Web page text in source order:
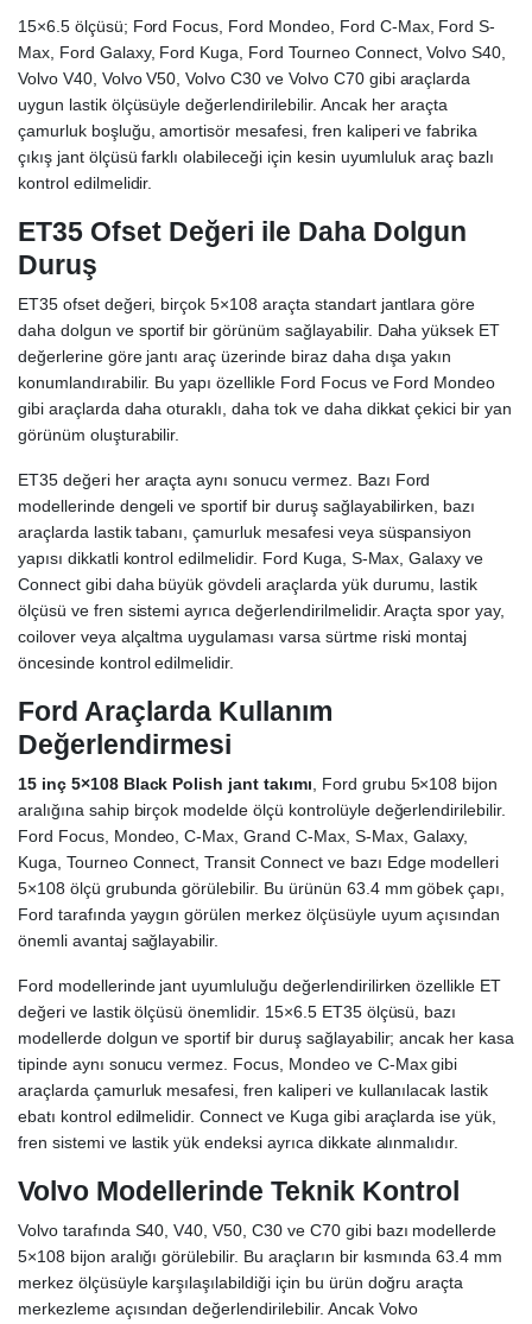
15×6.5 ölçüsü; Ford Focus, Ford Mondeo, Ford C-Max, Ford S-
Max, Ford Galaxy, Ford Kuga, Ford Tourneo Connect, Volvo S40,
Volvo V40, Volvo V50, Volvo C30 ve Volvo C70 gibi araçlarda
uygun lastik ölçüsüyle değerlendirilebilir. Ancak her araçta
çamurluk boşluğu, amortisör mesafesi, fren kaliperi ve fabrika
çıkış jant ölçüsü farklı olabileceği için kesin uyumluluk araç bazlı
kontrol edilmelidir.
ET35 Ofset Değeri ile Daha Dolgun
Duruş
ET35 ofset değeri, birçok 5×108 araçta standart jantlara göre
daha dolgun ve sportif bir görünüm sağlayabilir. Daha yüksek ET
değerlerine göre jantı araç üzerinde biraz daha dışa yakın
konumlandırabilir. Bu yapı özellikle Ford Focus ve Ford Mondeo
gibi araçlarda daha oturaklı, daha tok ve daha dikkat çekici bir yan
görünüm oluşturabilir.
ET35 değeri her araçta aynı sonucu vermez. Bazı Ford
modellerinde dengeli ve sportif bir duruş sağlayabilirken, bazı
araçlarda lastik tabanı, çamurluk mesafesi veya süspansiyon
yapısı dikkatli kontrol edilmelidir. Ford Kuga, S-Max, Galaxy ve
Connect gibi daha büyük gövdeli araçlarda yük durumu, lastik
ölçüsü ve fren sistemi ayrıca değerlendirilmelidir. Araçta spor yay,
coilover veya alçaltma uygulaması varsa sürtme riski montaj
öncesinde kontrol edilmelidir.
Ford Araçlarda Kullanım
Değerlendirmesi
15 inç 5×108 Black Polish jant takımı, Ford grubu 5×108 bijon
aralığına sahip birçok modelde ölçü kontrolüyle değerlendirilebilir.
Ford Focus, Mondeo, C-Max, Grand C-Max, S-Max, Galaxy,
Kuga, Tourneo Connect, Transit Connect ve bazı Edge modelleri
5×108 ölçü grubunda görülebilir. Bu ürünün 63.4 mm göbek çapı,
Ford tarafında yaygın görülen merkez ölçüsüyle uyum açısından
önemli avantaj sağlayabilir.
Ford modellerinde jant uyumluluğu değerlendirilirken özellikle ET
değeri ve lastik ölçüsü önemlidir. 15×6.5 ET35 ölçüsü, bazı
modellerde dolgun ve sportif bir duruş sağlayabilir; ancak her kasa
tipinde aynı sonucu vermez. Focus, Mondeo ve C-Max gibi
araçlarda çamurluk mesafesi, fren kaliperi ve kullanılacak lastik
ebatı kontrol edilmelidir. Connect ve Kuga gibi araçlarda ise yük,
fren sistemi ve lastik yük endeksi ayrıca dikkate alınmalıdır.
Volvo Modellerinde Teknik Kontrol
Volvo tarafında S40, V40, V50, C30 ve C70 gibi bazı modellerde
5×108 bijon aralığı görülebilir. Bu araçların bir kısmında 63.4 mm
merkez ölçüsüyle karşılaşılabildiği için bu ürün doğru araçta
merkezleme açısından değerlendirilebilir. Ancak Volvo